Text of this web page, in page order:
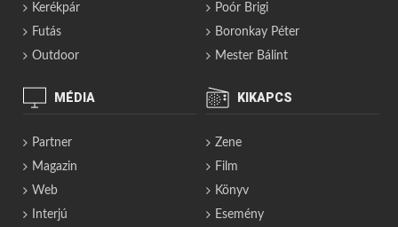
Kerékpár
Futás
Outdoor
Poór Brigi
Boronkay Péter
Mester Bálint
MÉDIA
Partner
Magazin
Web
Interjú
KIKAPCS
Zene
Film
Könyv
Esemény